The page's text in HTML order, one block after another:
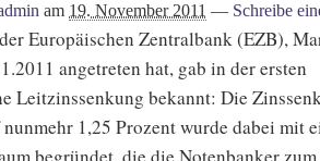
am 19. November 2011 — Schreibe
Europäischen Zentralbank (EZB),
angetreten hat, gab in der ersten
Leitzinssenkung bekannt: Die
1,25 Prozent wurde dabei mit